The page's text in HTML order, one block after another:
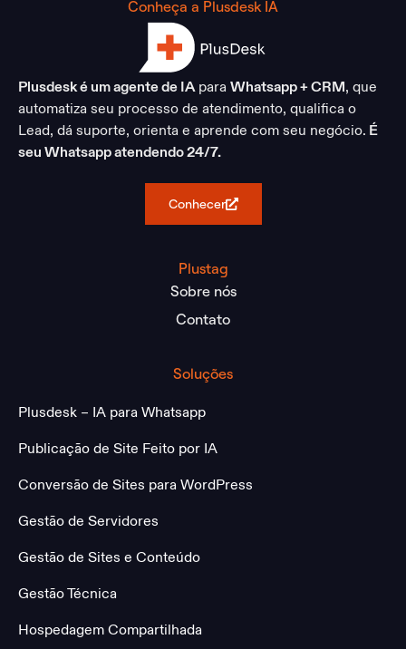
Conheça a Plusdesk IA
Plusdesk é um agente de IApara Whatsapp + CRM, que
automatiza seu processo de atendimento, qualifica o
Lead, dá suporte, orienta e aprende com seu negócio. É
seu Whatsapp atendendo 24/7.
Conhecer
Plustag
Sobre nós
Contato
Soluções
Plusdesk – IA para Whatsapp
Publicação de Site Feito por IA
Conversão de Sites para WordPress
Gestão de Servidores
Gestão de Sites e Conteúdo
Gestão Técnica
Hospedagem Compartilhada